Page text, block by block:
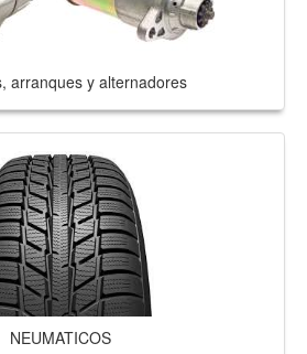
arranques y alternadores
NEUMATICOS